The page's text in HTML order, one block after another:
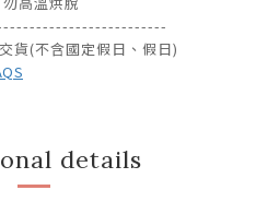
貨(不含國定假日、假日)
details